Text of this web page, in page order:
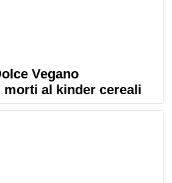
Vegano
morti al kinder cereali